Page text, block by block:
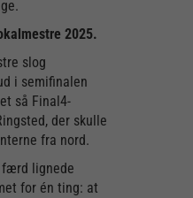
2025.
slog
i semifinalen
så Final4-
der skulle
fra nord.
lignede
for én ting: at